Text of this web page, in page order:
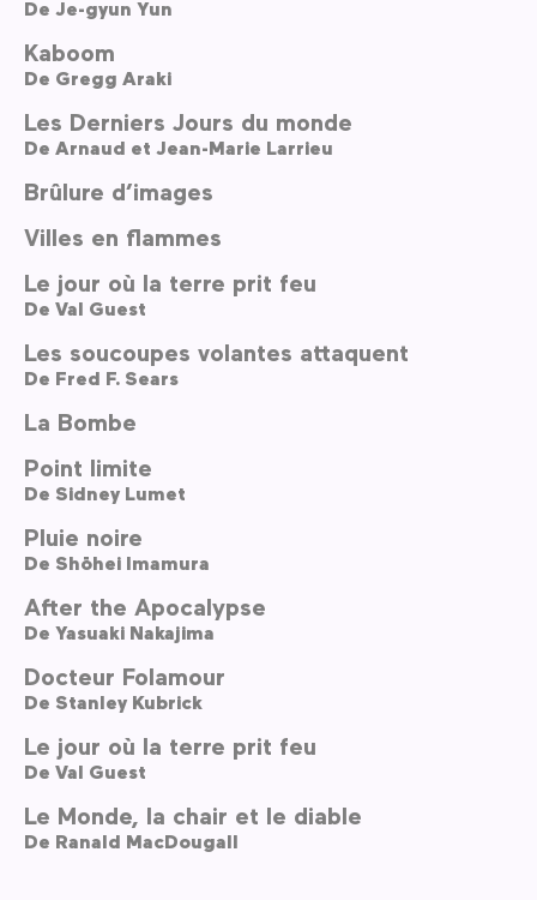
De Je-gyun Yun
Kaboom
De Gregg Araki
Les Derniers Jours du monde
De Arnaud et Jean-Marie Larrieu
Brûlure d’images
Villes en flammes
Le jour où la terre prit feu
De Val Guest
Les soucoupes volantes attaquent
De Fred F. Sears
La Bombe
Point limite
De Sidney Lumet
Pluie noire
De Shōhei Imamura
After the Apocalypse
De Yasuaki Nakajima
Docteur Folamour
De Stanley Kubrick
Le jour où la terre prit feu
De Val Guest
Le Monde, la chair et le diable
De Ranald MacDougall